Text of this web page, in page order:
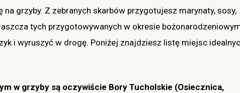
grzyby. Z zebranych skarbów przygotujesz marynaty, sosy,
tych przygotowywanych w okresie
i wyruszyć w drogę. Poniżej znajdziesz listę miejsc
w grzyby są oczywiście Bory Tucholskie (Osiecznica,